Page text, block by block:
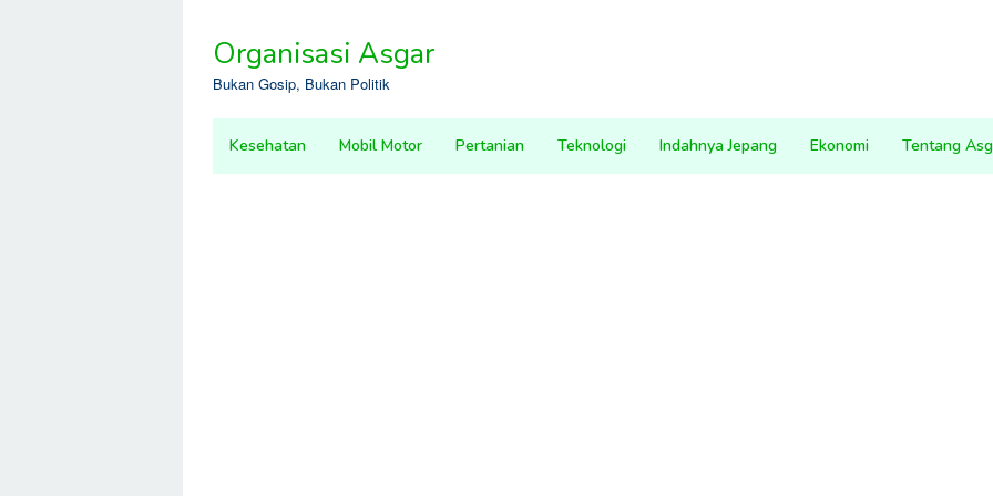
contentOrganisasi Asgar
Bukan Gosip, Bukan Politik
Kesehatan Mobil Motor Pertanian Teknologi Indahnya Jepang Ekonomi Tentang